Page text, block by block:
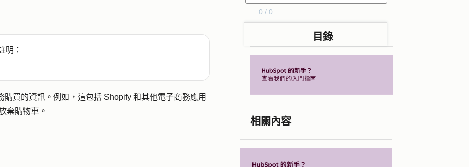
明：
買的資訊。例如，這包括 Shopify 和其他電子商務應用
棄購物車。
0 / 0
目錄
相關內容